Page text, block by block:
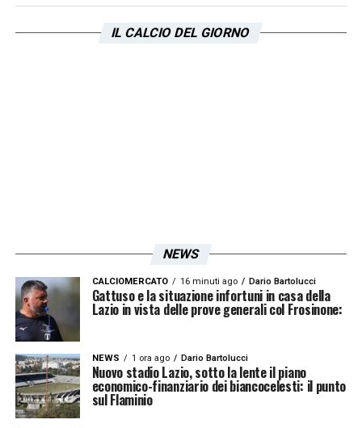
capaci di soffrire e vincere, sarebbe il
garante ideale per rilanciare le ambizioni del
ASCOLTA LAZIO NEWS 24!
Non hai tempo di leggere? Ascolta il
nostro podcast con le ultime notizie
biancocelesti.Clicca qui!
IL CALCIO DEL GIORNO
NEWS
CALCIOMERCATO 16 minuti ago Dario Bartolucci
Gattuso e la situazione infortuni in casa della
Lazio in vista delle prove generali col Frosinone:
NEWS 1 ora ago Dario Bartolucci
Nuovo stadio Lazio, sotto la lente il piano
economico-finanziario dei biancocelesti: il punto
sul Flaminio